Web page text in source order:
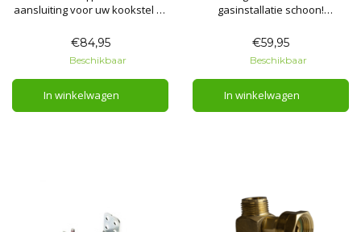
aansluiting voor uw kookstel of
eenvoudig en snel aan het gas
netwerk van uw caravan /
camper.
€84,95
Beschikbaar
In winkelwagen
gasinstallatie schoon!
kranen en de gas apparatuur
tegen verontreiniging en olie.
€59,95
Beschikbaar
In winkelwagen